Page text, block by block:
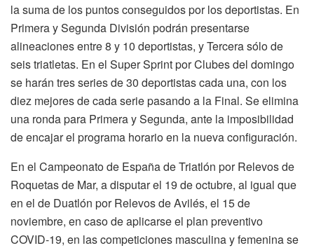
la suma de los puntos conseguidos por los deportistas. En
Primera y Segunda División podrán presentarse
alineaciones entre 8 y 10 deportistas, y Tercera sólo de
seis triatletas. En el Super Sprint por Clubes del domingo
se harán tres series de 30 deportistas cada una, con los
diez mejores de cada serie pasando a la Final. Se elimina
una ronda para Primera y Segunda, ante la imposibilidad
de encajar el programa horario en la nueva configuración.
En el Campeonato de España de Triatlón por Relevos de
Roquetas de Mar, a disputar el 19 de octubre, al igual que
en el de Duatlón por Relevos de Avilés, el 15 de
noviembre, en caso de aplicarse el plan preventivo
COVID-19, en las competiciones masculina y femenina se